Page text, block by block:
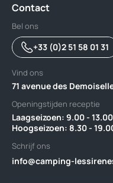
Contact
Bel ons
+33 (0)2 51 58 01 31
Vind ons
71 avenue des
Openingstijden receptie
Laagseizoen: 9.00 - 13.00 /
‎Hoogseizoen: 8.30 -
Schrijf ons
info@camping-